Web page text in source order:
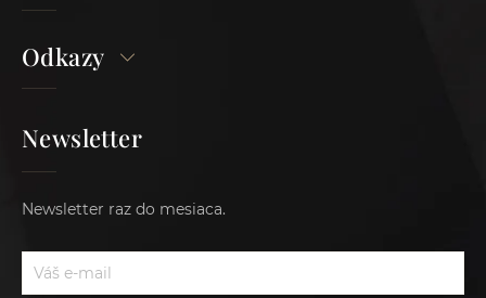
Odkazy
Newsletter
Newsletter raz do mesiaca.